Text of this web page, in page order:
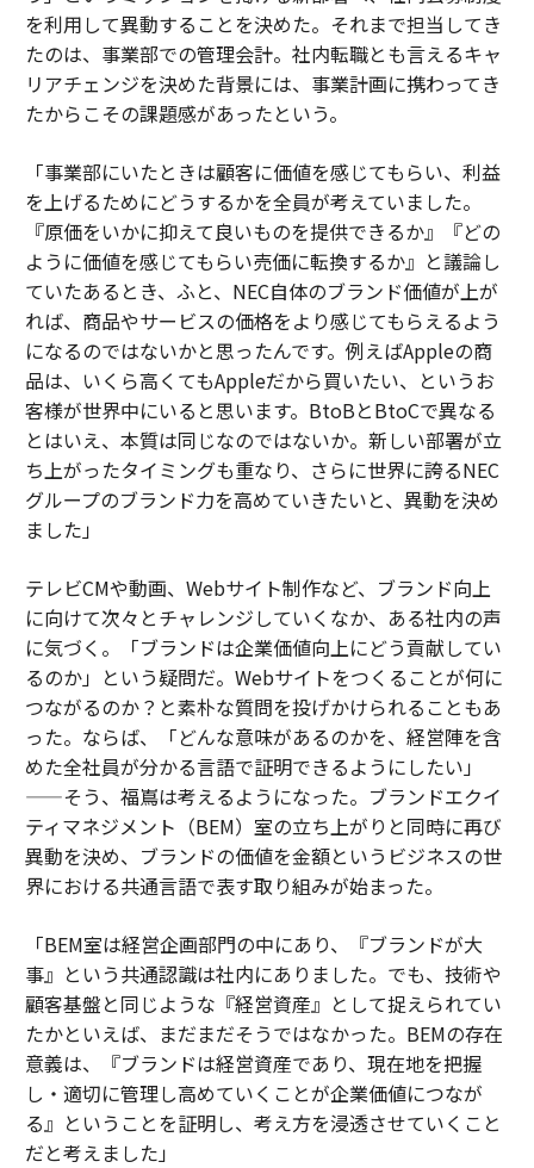
を利用して異動することを決めた。それまで担当してき
たのは、事業部での管理会計。社内転職とも言えるキャ
リアチェンジを決めた背景には、事業計画に携わってき
たからこその課題感があったという。
「事業部にいたときは顧客に価値を感じてもらい、利益
を上げるためにどうするかを全員が考えていました。
『原価をいかに抑えて良いものを提供できるか』『どの
ように価値を感じてもらい売価に転換するか』と議論し
ていたあるとき、ふと、NEC自体のブランド価値が上が
れば、商品やサービスの価格をより感じてもらえるよう
になるのではないかと思ったんです。例えばAppleの商
品は、いくら高くてもAppleだから買いたい、というお
客様が世界中にいると思います。BtoBとBtoCで異なる
とはいえ、本質は同じなのではないか。新しい部署が立
ち上がったタイミングも重なり、さらに世界に誇るNEC
グループのブランド力を高めていきたいと、異動を決め
ました」
テレビCMや動画、Webサイト制作など、ブランド向上
に向けて次々とチャレンジしていくなか、ある社内の声
に気づく。「ブランドは企業価値向上にどう貢献してい
るのか」という疑問だ。Webサイトをつくることが何に
つながるのか？と素朴な質問を投げかけられることもあ
った。ならば、「どんな意味があるのかを、経営陣を含
めた全社員が分かる言語で証明できるようにしたい」
——そう、福嶌は考えるようになった。ブランドエクイ
ティマネジメント（BEM）室の立ち上がりと同時に再び
異動を決め、ブランドの価値を金額というビジネスの世
界における共通言語で表す取り組みが始まった。
「BEM室は経営企画部門の中にあり、『ブランドが大
事』という共通認識は社内にありました。でも、技術や
顧客基盤と同じような『経営資産』として捉えられてい
たかといえば、まだまだそうではなかった。BEMの存在
意義は、『ブランドは経営資産であり、現在地を把握
し・適切に管理し高めていくことが企業価値につなが
る』ということを証明し、考え方を浸透させていくこと
だと考えました」